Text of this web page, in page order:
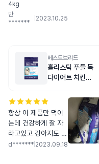
매일매일 칙칙~~ 손
잡이 부분이 약간 미
4kg
만
*******
2023.10.25
베스트브리드
홀리스틱 푸들 독
다이어트 치킨
항상 이 제품만 먹이
는데 건강하게 잘 자
라고있고 강아지도 잘
챙겨먹는편입니다 .
d******* 2023.09.18